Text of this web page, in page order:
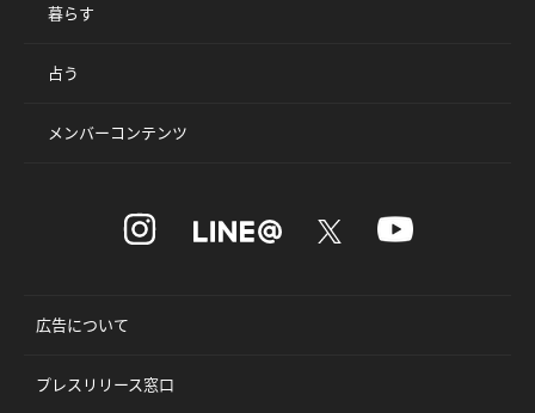
暮らす
占う
メンバーコンテンツ
広告について
プレスリリース窓口